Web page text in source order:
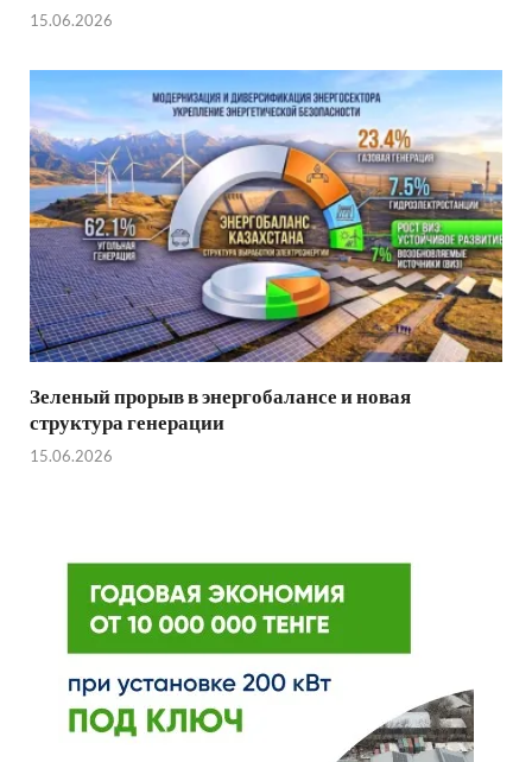
15.06.2026
Зеленый прорыв в энергобалансе и новая
структура генерации
15.06.2026